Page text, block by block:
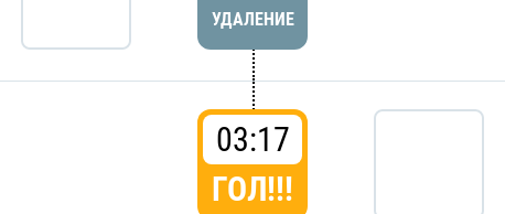
УДАЛЕНИЕ
03:17
ГОЛ!!!